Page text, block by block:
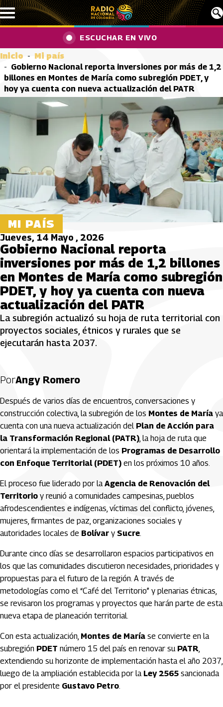
Pasar al contenido principal
ESCUCHAR EN VIVO
Inicio
Mi país
Gobierno Nacional reporta inversiones por más de 1,2
billones en Montes de María como subregión PDET, y
hoy ya cuenta con nueva actualización del PATR
MI PAÍS
Jueves, 14 Mayo , 2026
Gobierno Nacional reporta
inversiones por más de 1,2 billones
en Montes de María como subregión
PDET, y hoy ya cuenta con nueva
actualización del PATR
La subregión actualizó su hoja de ruta territorial con
proyectos sociales, étnicos y rurales que se
ejecutarán hasta 2037.
PorAngy Romero
Después de varios días de encuentros, conversaciones y
construcción colectiva, la subregión de los Montes de María ya
cuenta con una nueva actualización del Plan de Acción para
la Transformación Regional (PATR), la hoja de ruta que
orientará la implementación de los Programas de Desarrollo
con Enfoque Territorial (PDET) en los próximos 10 años.
El proceso fue liderado por laAgencia de Renovación del
Territorio y reunió a comunidades campesinas, pueblos
afrodescendientes e indígenas, víctimas del conflicto, jóvenes,
mujeres, firmantes de paz, organizaciones sociales y
autoridades locales de Bolívar y Sucre.
Durante cinco días se desarrollaron espacios participativos en
los que las comunidades discutieron necesidades, prioridades y
propuestas para el futuro de la región. A través de
metodologías como el “Café del Territorio” y plenarias étnicas,
se revisaron los programas y proyectos que harán parte de esta
nueva etapa de planeación territorial.
Con esta actualización, Montes de María se convierte en la
subregión PDET número 15 del país en renovar su PATR,
extendiendo su horizonte de implementación hasta el año 2037,
luego de la ampliación establecida por la Ley 2565 sancionada
por el presidente Gustavo Petro.